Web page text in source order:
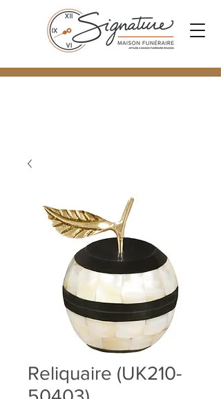
Reliquaire (UK210-